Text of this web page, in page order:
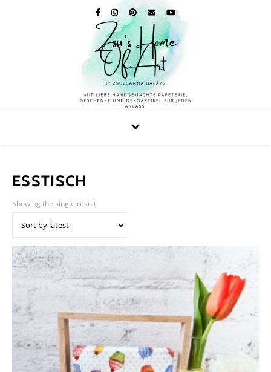
ESSTISCH
Showing the single result